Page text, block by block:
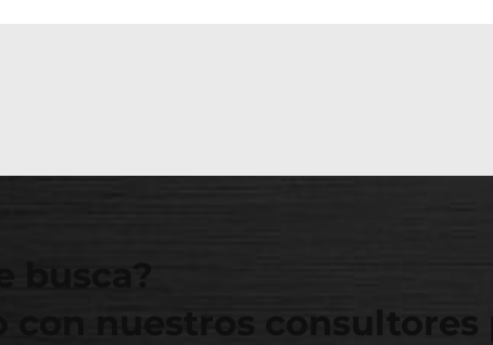
con nuestros consultores